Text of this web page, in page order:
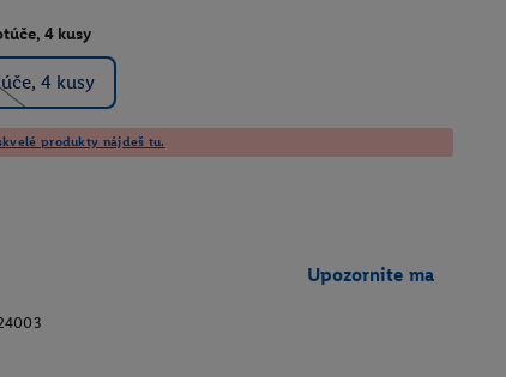
4 kusy
4 kusy
produkty nájdeš tu.
Upozornite ma